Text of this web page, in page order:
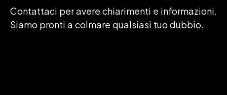
Contattaci per avere chiarimenti e informazioni.
Siamo pronti a colmare qualsiasi tuo dubbio.